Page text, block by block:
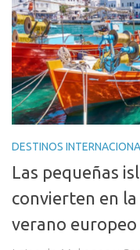
DESTINOS
Las pequeñas
convierten en
verano europeo